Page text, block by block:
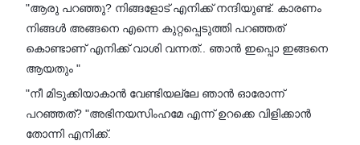
"ആരു പറഞ്ഞു? നിങ്ങളോട് എനിക്ക് നന്ദിയുണ്ട്. കാരണം
നിങ്ങൾ അങ്ങനെ എന്നെ കുറ്റപ്പെടുത്തി പറഞ്ഞത്
കൊണ്ടാണ് എനിക്ക് വാശി വന്നത്.. ഞാൻ ഇപ്പൊ ഇങ്ങനെ
ആയതും "
"നീ മിടുക്കിയാകാൻ വേണ്ടിയല്ലേ ഞാൻ ഓരോന്ന്
പറഞ്ഞത്? "അഭിനയസിംഹമേ എന്ന് ഉറക്കെ വിളിക്കാൻ
തോന്നി എനിക്ക്.